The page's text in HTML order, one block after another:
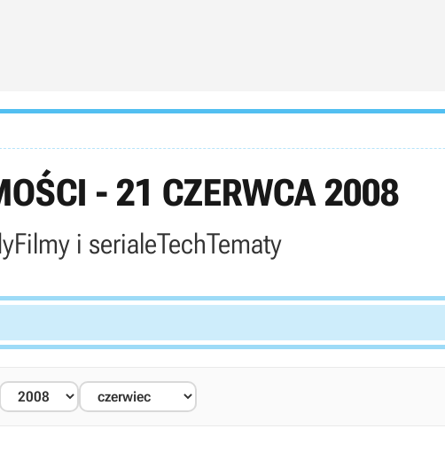
- 21 CZERWCA 2008
Filmy i serialeTechTematy